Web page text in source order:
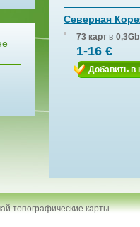
Северная
73 карт в 0,3Gb
1-16 €
Добавить в
топографические карты